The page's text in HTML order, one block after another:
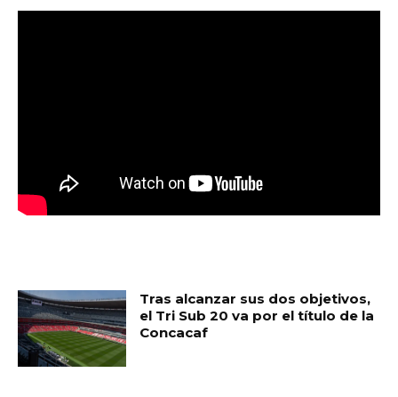
Tras alcanzar sus dos objetivos,
el Tri Sub 20 va por el título de la
Concacaf